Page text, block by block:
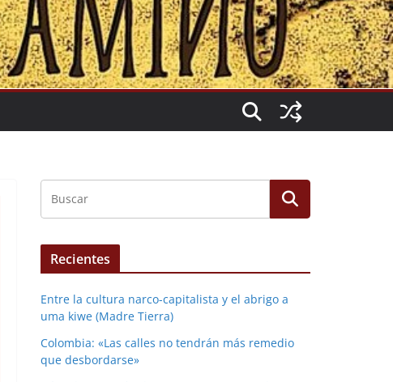
Recientes
Entre la cultura narco-capitalista y el abrigo a
uma kiwe (Madre Tierra)
Colombia: «Las calles no tendrán más remedio
que desbordarse»